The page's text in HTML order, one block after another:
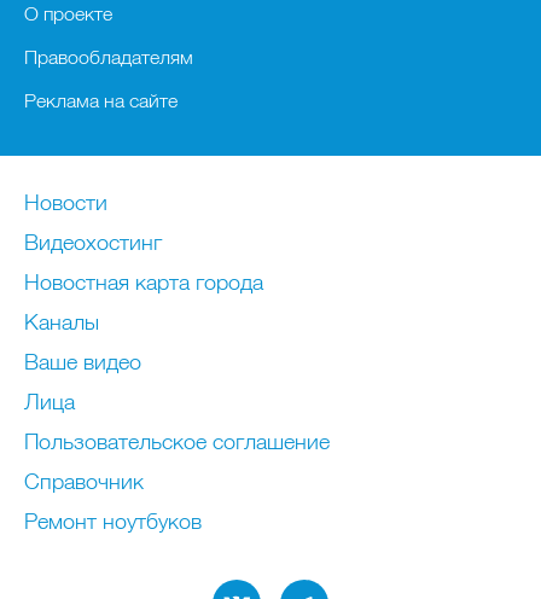
О проекте
Правообладателям
Реклама на сайте
Новости
Видеохостинг
Новостная карта города
Каналы
Ваше видео
Лица
Пользовательское соглашение
Справочник
Ремонт нoутбуков